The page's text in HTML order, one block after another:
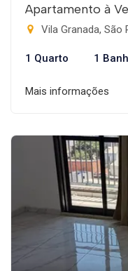
Apartamento à
Vila Granada, São
1 Quarto 1
Mais informações